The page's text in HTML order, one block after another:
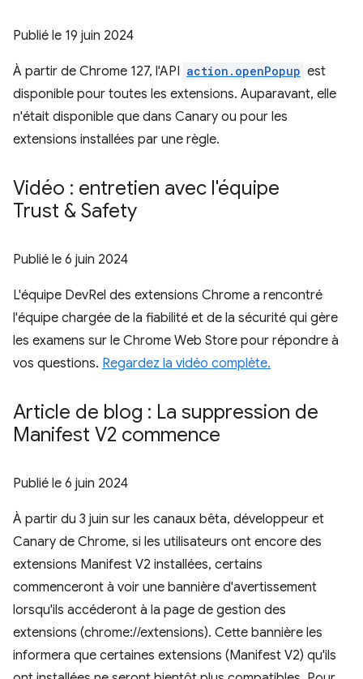
Publié le 19 juin 2024
À partir de Chrome 127, l'API action.openPopup est
disponible pour toutes les extensions. Auparavant, elle
n'était disponible que dans Canary ou pour les
extensions installées par une règle.
Vidéo : entretien avec l'équipe
Trust & Safety
Publié le 6 juin 2024
L'équipe DevRel des extensions Chrome a rencontré
l'équipe chargée de la fiabilité et de la sécurité qui gère
les examens sur le Chrome Web Store pour répondre à
vos questions. Regardez la vidéo complète.
Article de blog : La suppression de
Manifest V2 commence
Publié le 6 juin 2024
À partir du 3 juin sur les canaux bêta, développeur et
Canary de Chrome, si les utilisateurs ont encore des
extensions Manifest V2 installées, certains
commenceront à voir une bannière d'avertissement
lorsqu'ils accéderont à la page de gestion des
extensions (chrome://extensions). Cette bannière les
informera que certaines extensions (Manifest V2) qu'ils